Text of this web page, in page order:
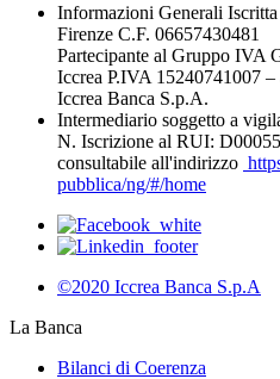
Informazioni Generali
Firenze C.F. 06657430481
Partecipante al Gruppo IVA
Iccrea P.IVA 15240741007 –
Iccrea Banca S.p.A.
Intermediario soggetto a
N. Iscrizione al RUI:
consultabile all'indirizzo
pubblica/ng/#/home
©2020 Iccrea Banca S.p.A
La Banca
Bilanci di Coerenza